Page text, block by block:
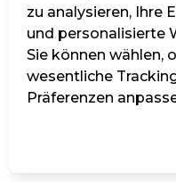
zu analysieren, Ihre
und personalisierte
Sie können wählen,
wesentliche
Präferenzen